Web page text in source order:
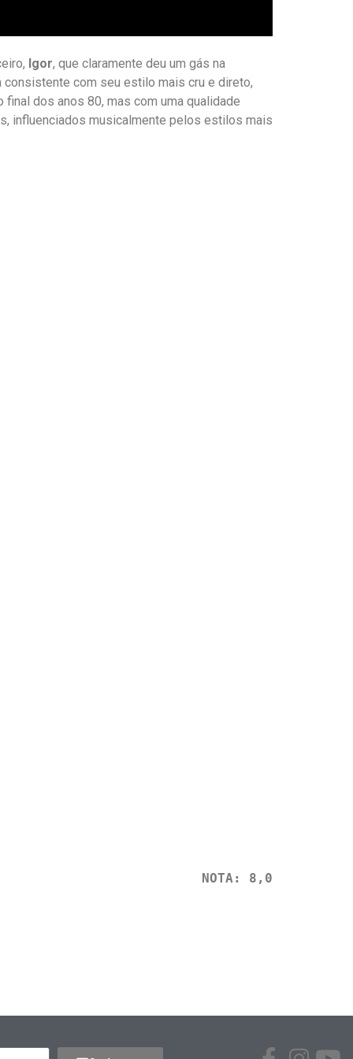
Igor, que claramente deu um gás na
consistente com seu estilo mais cru e direto,
dos anos 80, mas com uma qualidade
influenciados musicalmente pelos estilos mais
NOTA: 8,0